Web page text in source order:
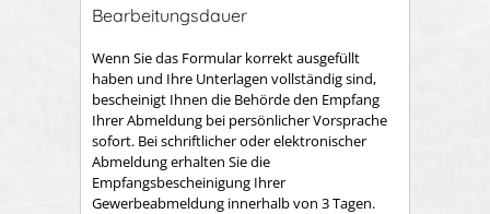
Bearbeitungsdauer
Wenn Sie das Formular korrekt ausgefüllt
haben und Ihre Unterlagen vollständig sind,
bescheinigt Ihnen die Behörde den Empfang
Ihrer Abmeldung bei persönlicher Vorsprache
sofort. Bei schriftlicher oder elektronischer
Abmeldung erhalten Sie die
Empfangsbescheinigung Ihrer
Gewerbeabmeldung innerhalb von 3 Tagen.